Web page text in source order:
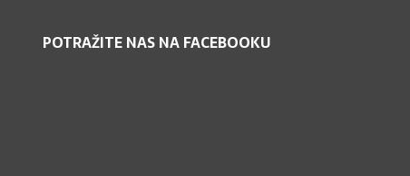
POTRAŽITE NAS NA FACEBOOKU